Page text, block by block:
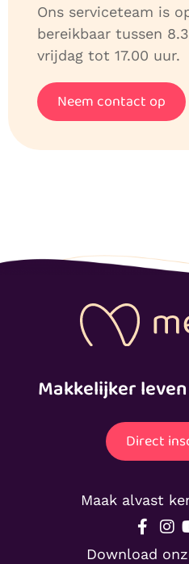
Ons serviceteam is
bereikbaar tussen
vrijdag tot 17.00 uur.
Neem contact op
Makkelijker
Direct
Maak alvast
Download